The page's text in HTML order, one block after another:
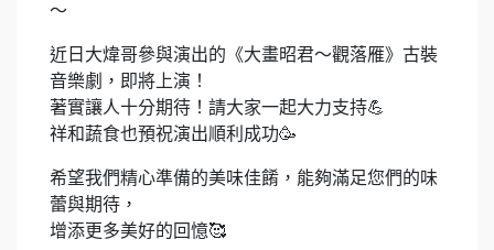
～
近日大煒哥參與演出的《大畫昭君～觀落雁》古裝
音樂劇，即將上演！
著實讓人十分期待！請大家一起大力支持💪
祥和蔬食也預祝演出順利成功🥳
希望我們精心準備的美味佳餚，能夠滿足您們的味
蕾與期待，
增添更多美好的回憶🥰